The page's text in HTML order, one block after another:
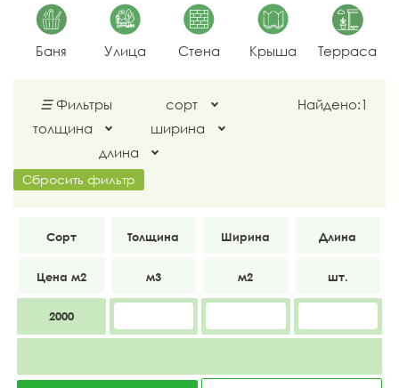
Баня Улица Стена Крыша Терраса
☰ Фильтры
сорт
толщина
ширина
длина
Найдено:1
Сбросить фильтр
прима 20 120 6000
2000